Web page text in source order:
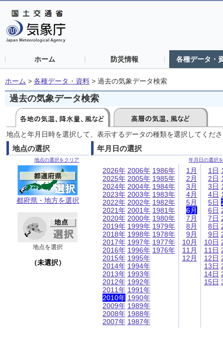
ホーム 防災情報 各種データ・
ホーム > 各種データ・資料 > 過去の気象データ検索
過去の気象データ検索
地点と年月日時を選択して、表示するデータの種類を選択してくだ
地点の選択
地点の選択をクリア
都府県・地方を選択
地点を選択
（未選択）
年月日の選択
年月日の選択
2026年
2025年
2024年
2023年
2022年
2021年
2020年
2019年
2018年
2017年
2016年
2015年
2014年
2013年
2012年
2011年
2010年
2009年
2008年
2007年
2006年
2005年
2004年
2003年
2002年
2001年
2000年
1999年
1998年
1997年
1996年
1995年
1994年
1993年
1992年
1991年
1990年
1989年
1988年
1987年
1986年
1985年
1984年
1983年
1982年
1981年
1980年
1979年
1978年
1977年
1976年
1月
2月
3月
4月
5月
6月
7月
8月
9月
10月
11月
12月
1日
2日
3日
4日
5日
6日
7日
8日
9日
10日
11日
12日
13日
14日
15日